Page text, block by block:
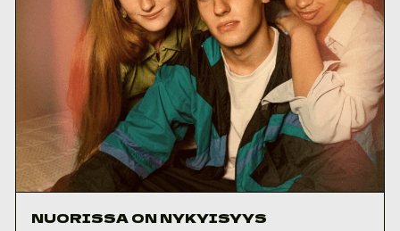
NUORISSA ON NYKYISYYS